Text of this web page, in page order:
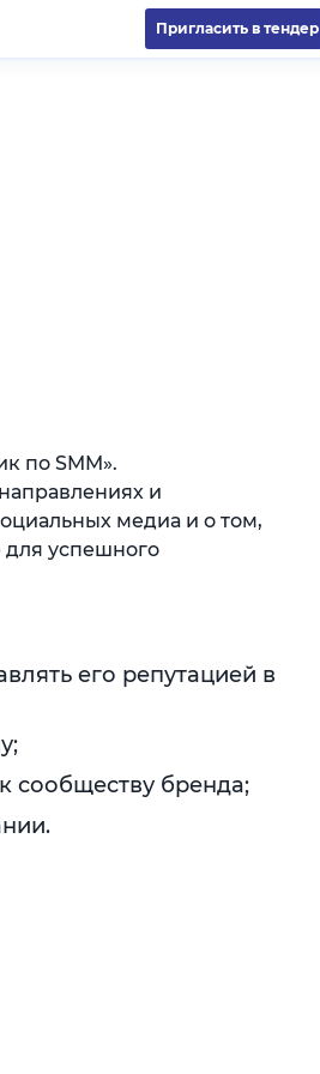
Пригласить в тендер
по SMM».
и
медиа и о том,
для успешного
его репутацией в
сообществу бренда;